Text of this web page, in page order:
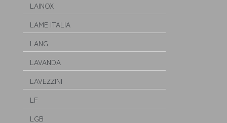
LAINOX
LAME ITALIA
LANG
LAVANDA
LAVEZZINI
LF
LGB